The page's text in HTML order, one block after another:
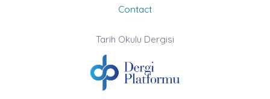
Contact
Tarih Okulu Dergisi